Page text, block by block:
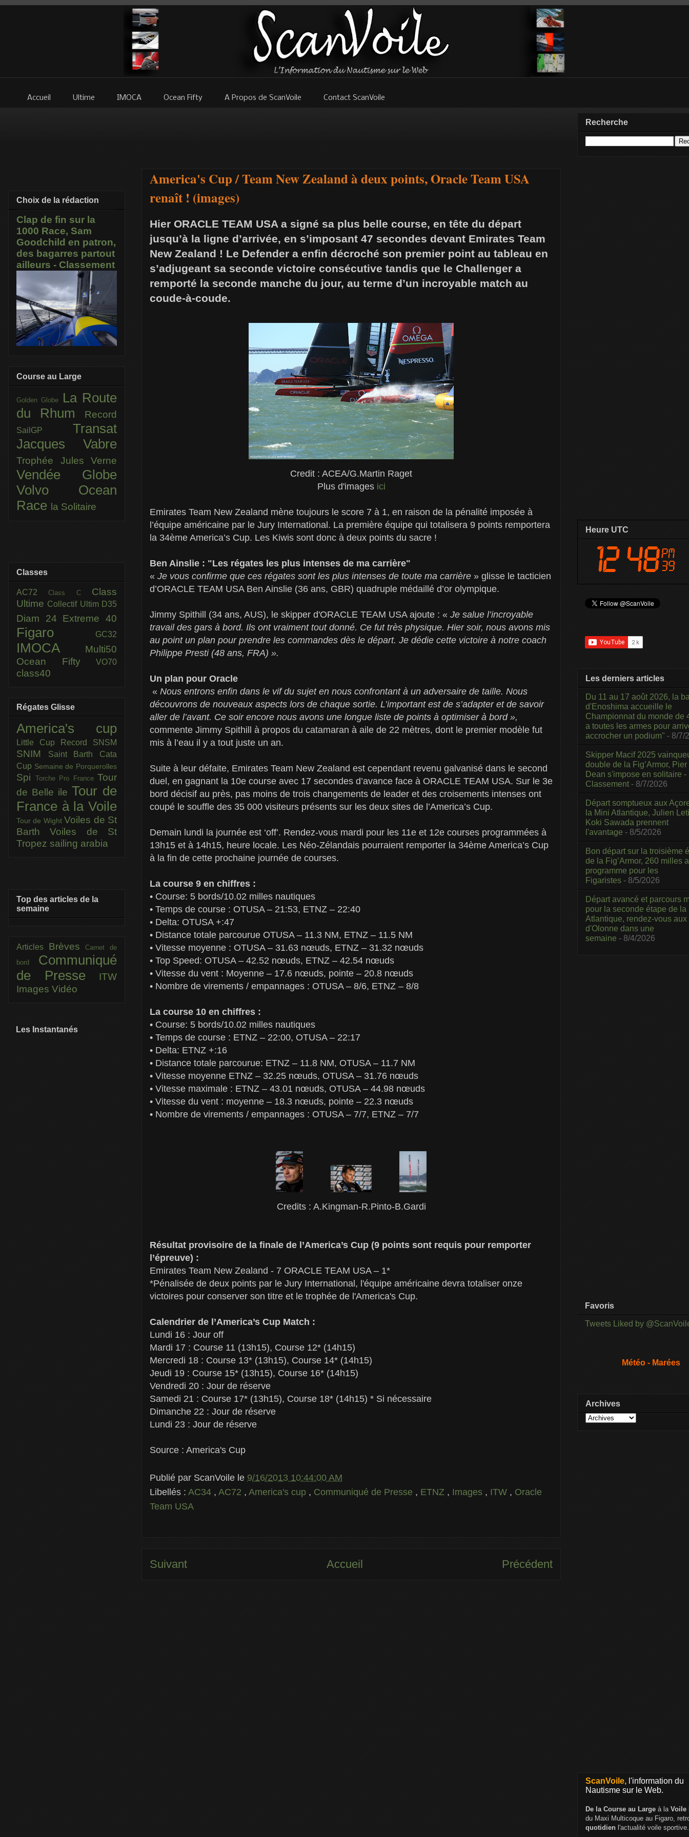
Accueil Ultime IMOCA Ocean Fifty A Propos de ScanVoile Contact ScanVoile
America's Cup / Team New Zealand à deux points, Oracle Team USA
renaît ! (images)
Hier ORACLE TEAM USA a signé sa plus belle course, en tête du départ
jusqu’à la ligne d’arrivée, en s’imposant 47 secondes devant Emirates Team
New Zealand ! Le Defender a enfin décroché son premier point au tableau en
s’adjugeant sa seconde victoire consécutive tandis que le Challenger a
remporté la seconde manche du jour, au terme d’un incroyable match au
coude-à-coude.
Credit : ACEA/G.Martin Raget
Plus d'images ici
Emirates Team New Zealand mène toujours le score 7 à 1, en raison de la pénalité imposée à
l’équipe américaine par le Jury International. La première équipe qui totalisera 9 points remportera
la 34ème America’s Cup. Les Kiwis sont donc à deux points du sacre !
Ben Ainslie : "Les régates les plus intenses de ma carrière"
« Je vous confirme que ces régates sont les plus intenses de toute ma carrière » glisse le tacticien
d’ORACLE TEAM USA Ben Ainslie (36 ans, GBR) quadruple médaillé d’or olympique.
Jimmy Spithill (34 ans, AUS), le skipper d'ORACLE TEAM USA ajoute : « Je salue l’incroyable
travail des gars à bord. Ils ont vraiment tout donné. Ce fut très physique. Hier soir, nous avons mis
au point un plan pour prendre les commandes dès le départ. Je dédie cette victoire à notre coach
Philippe Presti (48 ans, FRA) ».
Un plan pour Oracle
« Nous entrons enfin dans le vif du sujet en nous confrontant à un adversaire de taille. Nous
découvrons de nouveaux aspects lors de chaque sortie. L’important est de s’adapter et de savoir
aller de l’avant. Ce soir encore nous avons une longue liste de points à optimiser à bord »,
commente Jimmy Spithill à propos du catamaran à aile de 22 mètres, dont le premier modèle fut
mis à l’eau il y a tout juste un an.
Suite à leur défaite, Emirates Team New Zealand est cependant revenu galvanisé dans le second
duel, en gagnant la 10e course avec 17 secondes d’avance face à ORACLE TEAM USA. Sur le 3e
bord décisif au près, pas moins de trois changements de leader et des croisements intenses ont
coupé le souffle des 35 000 visiteurs présents sur les deux sites de l’America’s Cup.
Demain lundi la journée est ‘off’. Rendez-vous mardi pour les 11e et 12e courses programmées à
13h15 et à 14h15, heure locale. Les Néo-Zélandais pourraient remporter la 34ème America’s Cup
à la fin de cette prochaine journée de courses.
La course 9 en chiffres :
• Course: 5 bords/10.02 milles nautiques
• Temps de course : OTUSA – 21:53, ETNZ – 22:40
• Delta: OTUSA +:47
• Distance totale parcourue OTUSA – 11.3 NM, ETNZ – 11.5 NM
• Vitesse moyenne : OTUSA – 31.63 nœuds, ETNZ – 31.32 nœuds
• Top Speed: OTUSA – 42.52 nœuds, ETNZ – 42.54 nœuds
• Vitesse du vent : Moyenne – 17.6 nœuds, pointe – 20.8 nœuds
• Nombre de virements / empannages : OTUSA – 8/6, ETNZ – 8/8
La course 10 en chiffres :
• Course: 5 bords/10.02 milles nautiques
• Temps de course : ETNZ – 22:00, OTUSA – 22:17
• Delta: ETNZ +:16
• Distance totale parcourue: ETNZ – 11.8 NM, OTUSA – 11.7 NM
• Vitesse moyenne ETNZ – 32.25 nœuds, OTUSA – 31.76 nœuds
• Vitesse maximale : ETNZ – 43.01 nœuds, OTUSA – 44.98 nœuds
• Vitesse du vent : moyenne – 18.3 nœuds, pointe – 22.3 nœuds
• Nombre de virements / empannages : OTUSA – 7/7, ETNZ – 7/7
Credits : A.Kingman-R.Pinto-B.Gardi
Résultat provisoire de la finale de l’America’s Cup (9 points sont requis pour remporter
l’épreuve) :
Emirates Team New Zealand - 7 ORACLE TEAM USA – 1*
*Pénalisée de deux points par le Jury International, l'équipe américaine devra totaliser onze
victoires pour conserver son titre et le trophée de l'America's Cup.
Calendrier de l’America’s Cup Match :
Lundi 16 : Jour off
Mardi 17 : Course 11 (13h15), Course 12* (14h15)
Mercredi 18 : Course 13* (13h15), Course 14* (14h15)
Jeudi 19 : Course 15* (13h15), Course 16* (14h15)
Vendredi 20 : Jour de réserve
Samedi 21 : Course 17* (13h15), Course 18* (14h15) * Si nécessaire
Dimanche 22 : Jour de réserve
Lundi 23 : Jour de réserve
Source : America's Cup
Publié par ScanVoile le 9/16/2013 10:44:00 AM
Libellés : AC34 , AC72 , America's cup , Communiqué de Presse , ETNZ , Images , ITW , Oracle
Team USA
Suivant Précédent
Accueil
Choix de la rédaction
Clap de fin sur la
1000 Race, Sam
Goodchild en patron,
des bagarres partout
ailleurs - Classement
Course au Large
Golden Globe
La Route
du Rhum
Record
SailGP Transat
Jacques Vabre
Trophée Jules Verne
Vendée Globe
Volvo Ocean
Race la Solitaire
Classes
AC72Class C Class
Ultime Collectif Ultim D35
Diam 24 Extreme 40
Figaro GC32
IMOCA
Multi50
Ocean Fifty
VO70
class40
Régates Glisse
America's cup
Little Cup Record SNSM
SNIM
Saint Barth Cata
Cup Semaine de Porquerolles
Spi Torche Pro France Tour
de Belle ile Tour de
France à la Voile
Tour de Wight Voiles de St
BarthVoiles de St
Tropez sailing arabia
Top des articles de la
semaine
Articles BrèvesCarnet de
bord Communiqué
de Presse
ITW
Images Vidéo
Les Instantanés
Recherche
Heure UTC
Les derniers articles
Du 11 au 17 août 2026, la
d'Enoshima accueille le
Championnat du monde de
a toutes les armes pour
accrocher un podium" - 8/7/
Skipper Macif 2025
double de la Fig’Armor,
Dean s'impose en solitaire -
Classement - 8/7/2026
Départ somptueux aux
la Mini Atlantique, Julien
Koki Sawada prennent
l'avantage - 8/5/2026
Bon départ sur la troisième
de la Fig’Armor, 260 milles
programme pour les
Figaristes - 8/5/2026
Départ avancé et parcours
pour la seconde étape de la
Atlantique, rendez-vous
d'Olonne dans une
semaine - 8/4/2026
Favoris
Tweets Liked by
Météo - Marées
Archives
ScanVoile, l'information du
Nautisme sur le Web.
De la Course au Large à la Voile
du Maxi Multicoque au Figaro,
quotidien l'actualité voile sportive.